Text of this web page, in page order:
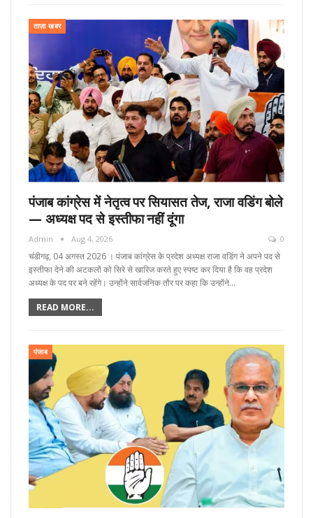
ताज़ा खबर
पंजाब कांग्रेस में नेतृत्व पर सियासत तेज, राजा वडिंग बोले
— अध्यक्ष पद से इस्तीफा नहीं दूंगा
Admin Aug 4, 2026 0
चंडीगढ़, 04 अगस्त 2026 । पंजाब कांग्रेस के प्रदेश अध्यक्ष राजा वडिंग ने अपने पद से
इस्तीफा देने की अटकलों को सिरे से खारिज करते हुए स्पष्ट कर दिया है कि वह प्रदेश
अध्यक्ष के पद पर बने रहेंगे। उन्होंने सार्वजनिक तौर पर कहा कि उन्होंने…
READ MORE...
पंजाब